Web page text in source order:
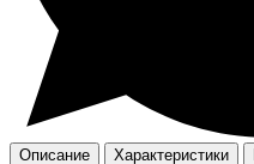
Описание Характеристики